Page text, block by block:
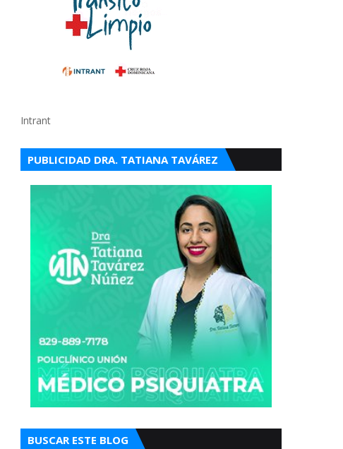
Intrant
PUBLICIDAD DRA. TATIANA TAVÁREZ
BUSCAR ESTE BLOG